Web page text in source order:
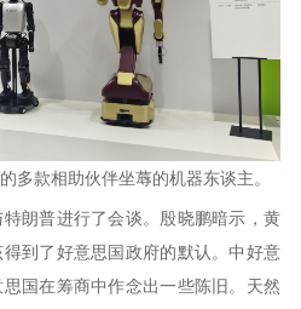
多款相助伙伴坐蓐的机器东谈主。
朗普进行了会谈。殷晓鹏暗示，黄
到了好意思国政府的默认。中好意
国在筹商中作念出一些陈旧。天然